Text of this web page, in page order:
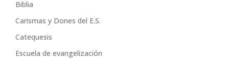
Biblia
Carismas y Dones del E.S.
Catequesis
Escuela de evangelización